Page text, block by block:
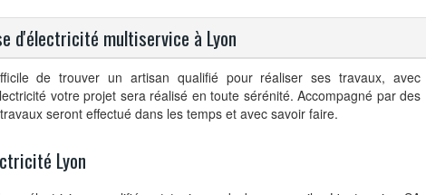
d'électricité multiservice à Lyon
de trouver un artisan qualifié pour réaliser ses travaux, avec
votre projet sera réalisé en toute sérénité. Accompagné par des
seront effectué dans les temps et avec savoir faire.
Lyon